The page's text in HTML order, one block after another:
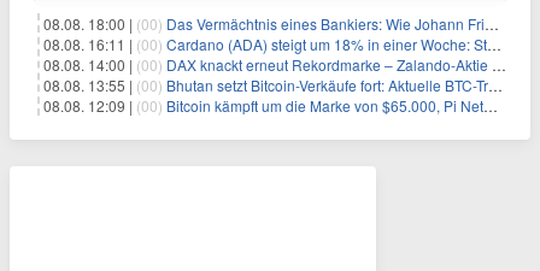
08.08. 18:00 | (00) Das Vermächtnis eines Bankiers: Wie Johann Friedrich Städel sein Imperium unsterblich machte
08.08. 16:11 | (00) Cardano (ADA) steigt um 18% in einer Woche: Steht ein Kurs von $0,30 bevor?
08.08. 14:00 | (00) DAX knackt erneut Rekordmarke – Zalando-Aktie crasht nach Quartalszahlen
08.08. 13:55 | (00) Bhutan setzt Bitcoin-Verkäufe fort: Aktuelle BTC-Transaktionen
08.08. 12:09 | (00) Bitcoin kämpft um die Marke von $65.000, Pi Network gewinnt an Unterstützung